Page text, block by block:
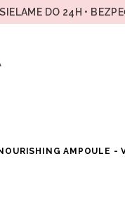
DO 24H •
AMPOULE -